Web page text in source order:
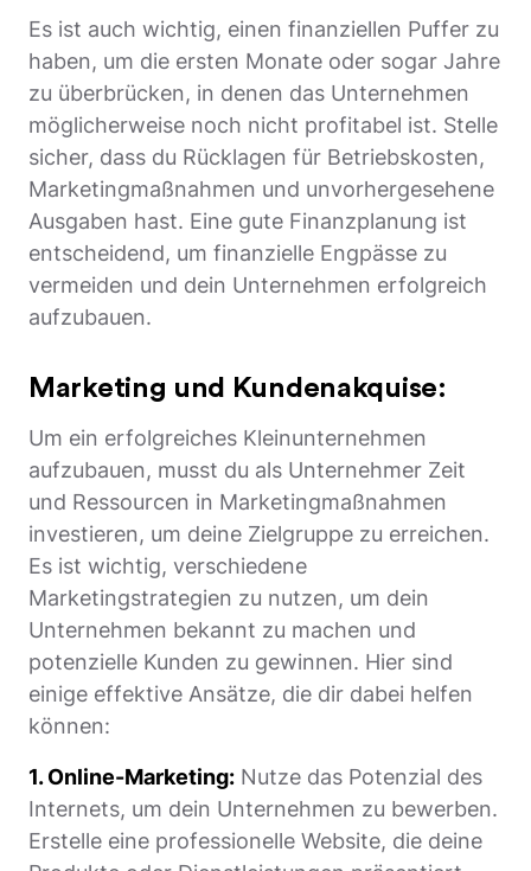
Es ist auch wichtig, einen finanziellen Puffer zu
haben, um die ersten Monate oder sogar Jahre
zu überbrücken, in denen das Unternehmen
möglicherweise noch nicht profitabel ist. Stelle
sicher, dass du Rücklagen für Betriebskosten,
Marketingmaßnahmen und unvorhergesehene
Ausgaben hast. Eine gute Finanzplanung ist
entscheidend, um finanzielle Engpässe zu
vermeiden und dein Unternehmen erfolgreich
aufzubauen.
Marketing und Kundenakquise:
Um ein erfolgreiches Kleinunternehmen
aufzubauen, musst du als Unternehmer Zeit
und Ressourcen in Marketingmaßnahmen
investieren, um deine Zielgruppe zu erreichen.
Es ist wichtig, verschiedene
Marketingstrategien zu nutzen, um dein
Unternehmen bekannt zu machen und
potenzielle Kunden zu gewinnen. Hier sind
einige effektive Ansätze, die dir dabei helfen
können:
1. Online-Marketing: Nutze das Potenzial des
Internets, um dein Unternehmen zu bewerben.
Erstelle eine professionelle Website, die deine